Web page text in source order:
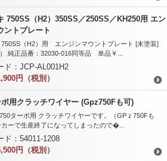
750SS（H2）350SS／250SS／KH250用 エン
ントプレート
750SS（H2）用 エンジンマウントプレート [未塗装]
） 純正品番：32030-016同等品 単品￥...
ド： JCP-AL001H2
円（税別）
用クラッチワイヤー (Gpz750Fも可)
ターボ用 クラッチワイヤーです。（GPｚ750Fも
ーで生産終了になってしまったので�...
ド： 54011-1208
円（税別）